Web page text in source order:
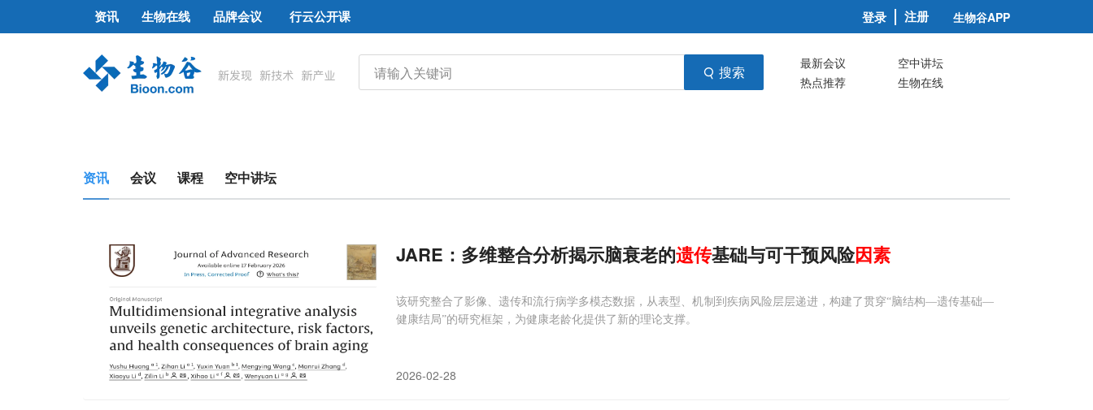
资讯 生物在线 品牌会议 行云公开课 登录 注册 生物谷APP
搜索 最新会议
空中讲坛
热点推荐
生物在线
资讯 会议 课程 空中讲坛
JARE：多维整合分析揭示脑衰老的遗传基础与可干预风险因素
该研究整合了影像、遗传和流行病学多模态数据，从表型、机制到疾病风险层层递进，构建了贯穿“脑结构—遗传基础—
健康结局”的研究框架，为健康老龄化提供了新的理论支撑。
2026-02-28